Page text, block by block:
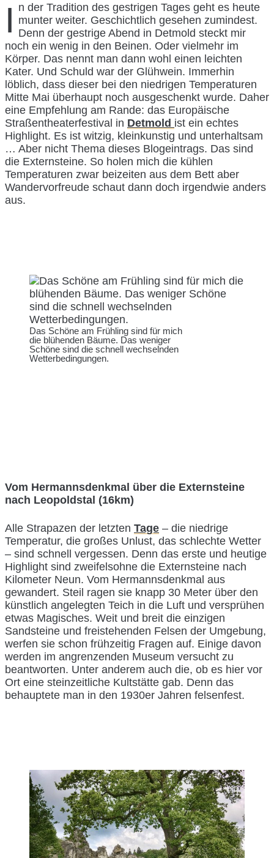
In der Tradition des gestrigen Tages geht es heute munter weiter. Geschichtlich gesehen zumindest.
Denn der gestrige Abend in Detmold steckt mir
noch ein wenig in den Beinen. Oder vielmehr im
Körper. Das nennt man dann wohl einen leichten
Kater. Und Schuld war der Glühwein. Immerhin
löblich, dass dieser bei den niedrigen Temperaturen
Mitte Mai überhaupt noch ausgeschenkt wurde. Daher
eine Empfehlung am Rande: das Europäische
Straßentheaterfestival in Detmold ist ein echtes
Highlight. Es ist witzig, kleinkunstig und unterhaltsam
… Aber nicht Thema dieses Blogeintrags. Das sind
die Externsteine. So holen mich die kühlen
Temperaturen zwar beizeiten aus dem Bett aber
Wandervorfreude schaut dann doch irgendwie anders
aus.
Das Schöne am Frühling sind für mich
die blühenden Bäume. Das weniger
Schöne sind die schnell wechselnden
Wetterbedingungen.
Vom Hermannsdenkmal über die Externsteine
nach Leopoldstal (16km)
Alle Strapazen der letzten Tage – die niedrige
Temperatur, die großes Unlust, das schlechte Wetter
– sind schnell vergessen. Denn das erste und heutige
Highlight sind zweifelsohne die Externsteine nach
Kilometer Neun. Vom Hermannsdenkmal aus
gewandert. Steil ragen sie knapp 30 Meter über den
künstlich angelegten Teich in die Luft und versprühen
etwas Magisches. Weit und breit die einzigen
Sandsteine und freistehenden Felsen der Umgebung,
werfen sie schon frühzeitig Fragen auf. Einige davon
werden im angrenzenden Museum versucht zu
beantworten. Unter anderem auch die, ob es hier vor
Ort eine steinzeitliche Kultstätte gab. Denn das
behauptete man in den 1930er Jahren felsenfest.